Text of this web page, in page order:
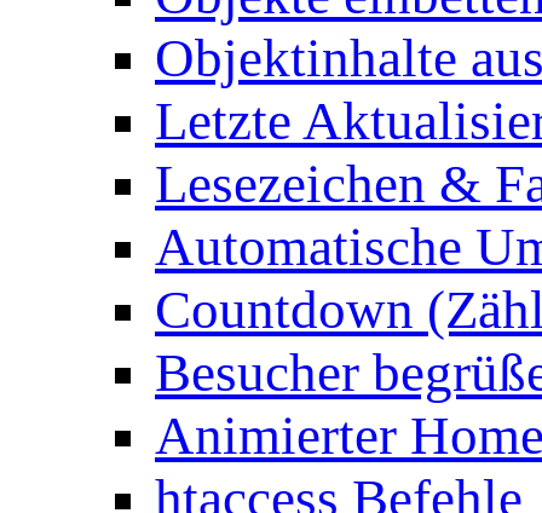
Objektinhalte
Letzte
Lesezeichen &
Automatische
Countdown
Besucher
Animierter
htaccess Befehle